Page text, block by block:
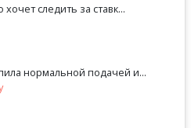
следить за ставк...
нормальной подачей и...